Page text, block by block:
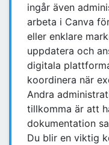
ingår även
arbeta i Canva
eller enklare
uppdatera och
digitala
koordinera när
Andra
tillkomma är att
dokumentation
Du blir en viktig